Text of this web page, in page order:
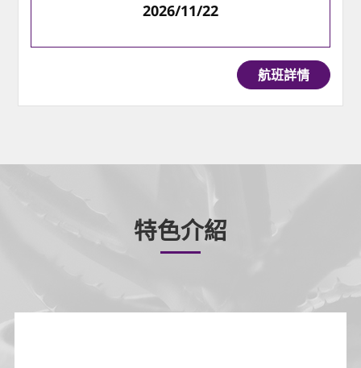
2026/11/22
航班詳情
特色介紹